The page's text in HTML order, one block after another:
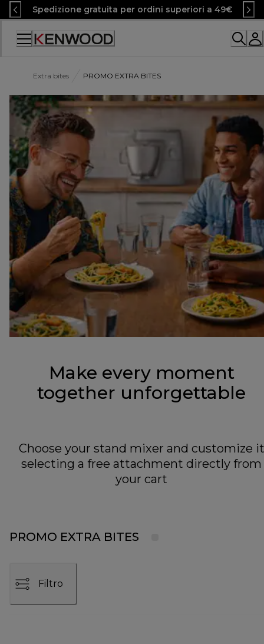
Skip
to
Content
Spedizione gratuita per ordini superiori a 49€
Accessibility
Extra bites PROMO EXTRA BITES
Make every moment
together unforgettable
Choose your stand mixer and customize it
selecting a free attachment directly from
your cart
PROMO EXTRA BITES
Filtro